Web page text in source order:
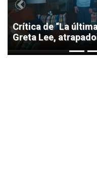
Crítica de “La
Greta Lee,
Previous